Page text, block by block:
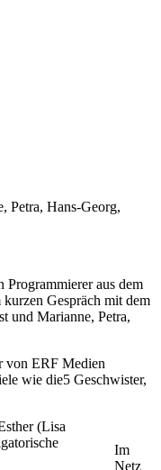
Petra, Hans-Georg,
Programmierer aus dem
Gespräch mit dem
und Marianne, Petra,
von ERF Medien
wie die5 Geschwister,
Im
Netz
(Lisa